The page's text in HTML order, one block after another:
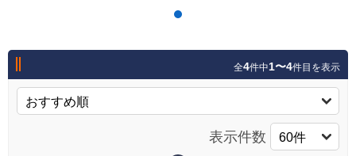
試着サンプル無料貸し出し
全4件中1〜4件目を表示
表示件数